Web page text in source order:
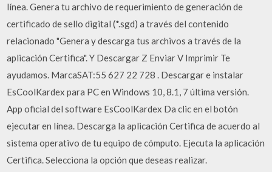
línea. Genera tu archivo de requerimiento de generación de
certificado de sello digital (*.sgd) a través del contenido
relacionado "Genera y descarga tus archivos a través de la
aplicación Certifica". Y Descargar Z Enviar V Imprimir Te
ayudamos. MarcaSAT:55 627 22 728 . Descargar e instalar
EsCoolKardex para PC en Windows 10, 8.1, 7 última versión.
App oficial del software EsCoolKardex Da clic en el botón
ejecutar en línea. Descarga la aplicación Certifica de acuerdo al
sistema operativo de tu equipo de cómputo. Ejecuta la aplicación
Certifica. Selecciona la opción que deseas realizar.